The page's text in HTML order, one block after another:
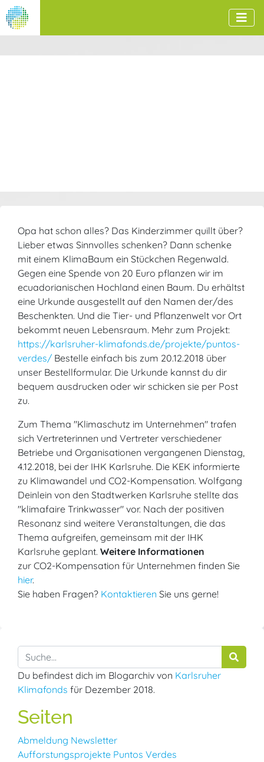
Opa hat schon alles? Das Kinderzimmer quillt über?
Lieber etwas Sinnvolles schenken? Dann schenke
mit einem KlimaBaum ein Stückchen Regenwald.
Gegen eine Spende von 20 Euro pflanzen wir im
ecuadorianischen Hochland einen Baum. Du erhältst
eine Urkunde ausgestellt auf den Namen der/des
Beschenkten. Und die Tier- und Pflanzenwelt vor Ort
bekommt neuen Lebensraum. Mehr zum Projekt:
https://karlsruher-klimafonds.de/projekte/puntos-
verdes/ Bestelle einfach bis zum 20.12.2018 über
unser Bestellformular. Die Urkunde kannst du dir
bequem ausdrucken oder wir schicken sie per Post
zu.
Zum Thema "Klimaschutz im Unternehmen" trafen
sich Vertreterinnen und Vertreter verschiedener
Betriebe und Organisationen vergangenen Dienstag,
4.12.2018, bei der IHK Karlsruhe. Die KEK informierte
zu Klimawandel und CO2-Kompensation. Wolfgang
Deinlein von den Stadtwerken Karlsruhe stellte das
"klimafaire Trinkwasser" vor. Nach der positiven
Resonanz sind weitere Veranstaltungen, die das
Thema aufgreifen, gemeinsam mit der IHK
Karlsruhe geplant. Weitere Informationen
zur CO2-Kompensation für Unternehmen finden Sie
hier.
Sie haben Fragen? Kontaktieren Sie uns gerne!
Du befindest dich im Blogarchiv von Karlsruher
Klimafonds für Dezember 2018.
Seiten
Abmeldung Newsletter
Aufforstungsprojekte Puntos Verdes